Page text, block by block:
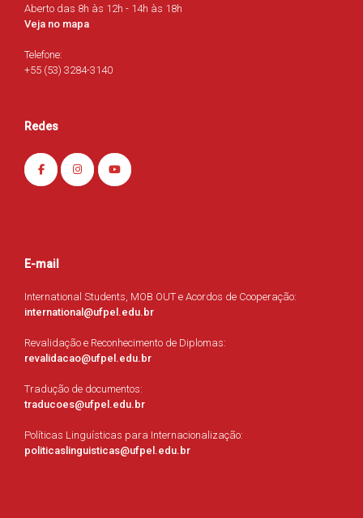
Aberto das 8h às 12h - 14h às 18h
Veja no mapa
Telefone:
+55 (53) 3284-3140
Redes
E-mail
International Students, MOB OUT e Acordos de Cooperação:
international@ufpel.edu.br
Revalidação e Reconhecimento de Diplomas:
revalidacao@ufpel.edu.br
Tradução de documentos:
traducoes@ufpel.edu.br
Políticas Linguísticas para Internacionalização:
politicaslinguisticas@ufpel.edu.br